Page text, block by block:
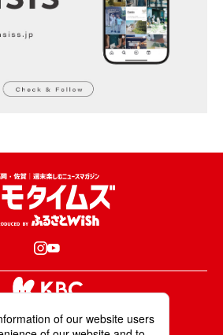
・撮影した情報・映像は国内外の